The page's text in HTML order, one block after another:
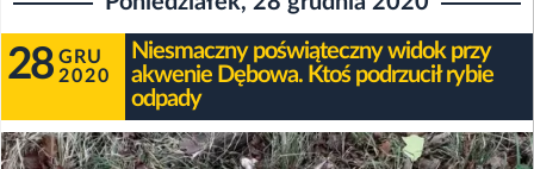
28 GRU
2020
Niesmaczny poświąteczny widok przy
akwenie Dębowa. Ktoś podrzucił rybie
odpady